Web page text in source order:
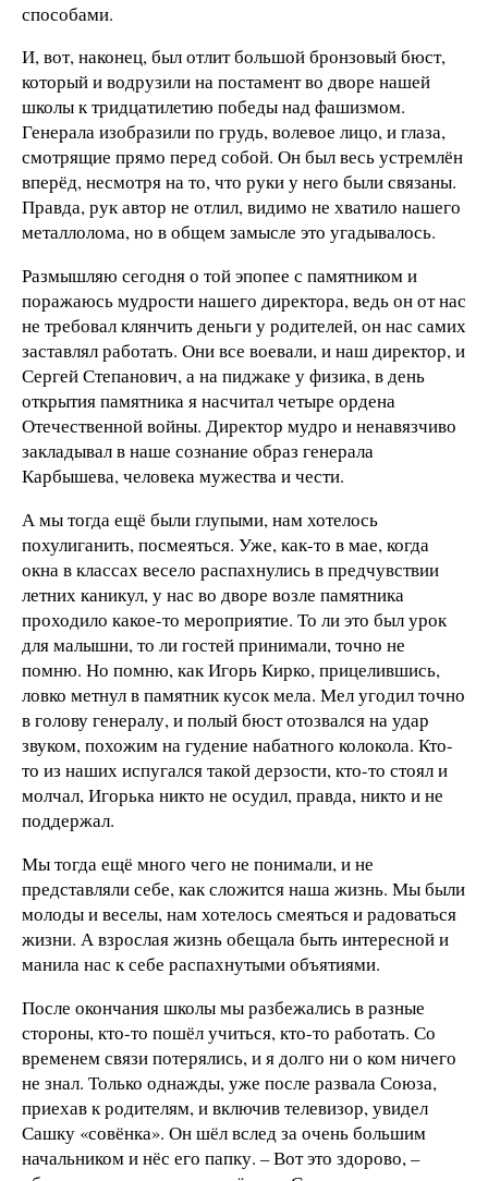
способами.
И, вот, наконец, был отлит большой бронзовый бюст,
который и водрузили на постамент во дворе нашей
школы к тридцатилетию победы над фашизмом.
Генерала изобразили по грудь, волевое лицо, и глаза,
смотрящие прямо перед собой. Он был весь устремлён
вперёд, несмотря на то, что руки у него были связаны.
Правда, рук автор не отлил, видимо не хватило нашего
металлолома, но в общем замысле это угадывалось.
Размышляю сегодня о той эпопее с памятником и
поражаюсь мудрости нашего директора, ведь он от нас
не требовал клянчить деньги у родителей, он нас самих
заставлял работать. Они все воевали, и наш директор, и
Сергей Степанович, а на пиджаке у физика, в день
открытия памятника я насчитал четыре ордена
Отечественной войны. Директор мудро и ненавязчиво
закладывал в наше сознание образ генерала
Карбышева, человека мужества и чести.
А мы тогда ещё были глупыми, нам хотелось
похулиганить, посмеяться. Уже, как-то в мае, когда
окна в классах весело распахнулись в предчувствии
летних каникул, у нас во дворе возле памятника
проходило какое-то мероприятие. То ли это был урок
для малышни, то ли гостей принимали, точно не
помню. Но помню, как Игорь Кирко, прицелившись,
ловко метнул в памятник кусок мела. Мел угодил точно
в голову генералу, и полый бюст отозвался на удар
звуком, похожим на гудение набатного колокола. Кто-
то из наших испугался такой дерзости, кто-то стоял и
молчал, Игорька никто не осудил, правда, никто и не
поддержал.
Мы тогда ещё много чего не понимали, и не
представляли себе, как сложится наша жизнь. Мы были
молоды и веселы, нам хотелось смеяться и радоваться
жизни. А взрослая жизнь обещала быть интересной и
манила нас к себе распахнутыми объятиями.
После окончания школы мы разбежались в разные
стороны, кто-то пошёл учиться, кто-то работать. Со
временем связи потерялись, и я долго ни о ком ничего
не знал. Только однажды, уже после развала Союза,
приехав к родителям, и включив телевизор, увидел
Сашку «совёнка». Он шёл вслед за очень большим
начальником и нёс его папку. – Вот это здорово, –